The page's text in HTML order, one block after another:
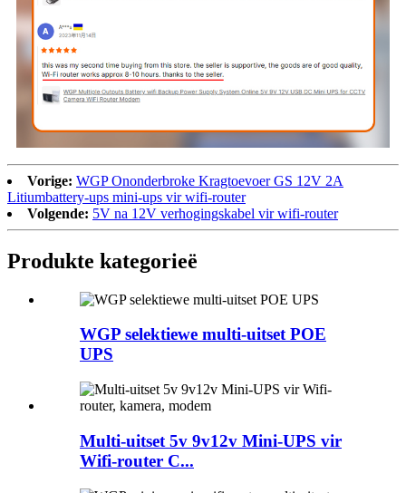
Vorige: WGP Ononderbroke Kragtoevoer GS 12V 2A
Litiumbattery-ups mini-ups vir wifi-router
Volgende: 5V na 12V verhogingskabel vir wifi-router
Produkte kategorieë
WGP selektiewe multi-uitset POE
UPS
Multi-uitset 5v 9v12v Mini-UPS vir
Wifi-router C...